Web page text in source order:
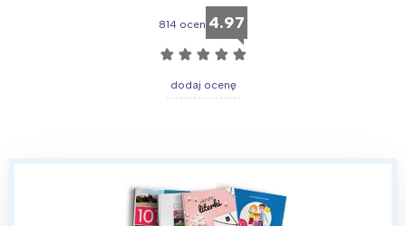
814 ocen 4.97
☆ ☆ ☆ ☆ ☆
dodaj ocenę